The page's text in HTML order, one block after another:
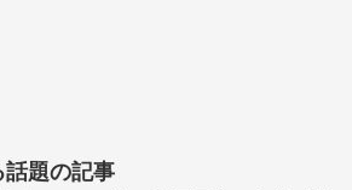
題の記事